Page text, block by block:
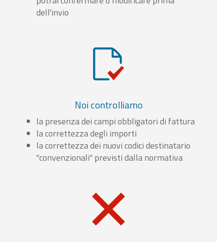
dell'invio
Noi controlliamo
la presenza dei campi obbligatori di fattura
la correttezza degli importi
la correttezza dei nuovi codici destinatario
"convenzionali" previsti dalla normativa